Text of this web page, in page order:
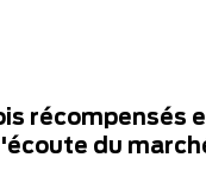
récompensés
du